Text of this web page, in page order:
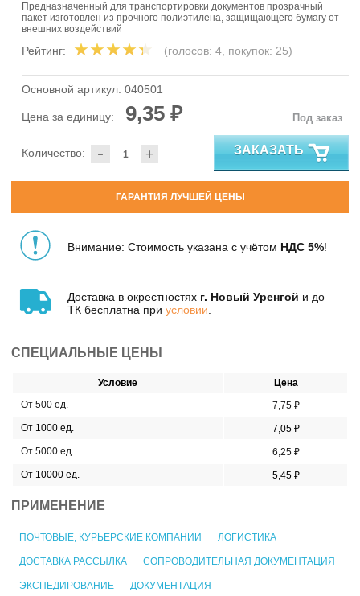
Предназначенный для транспортировки документов прозрачный
пакет изготовлен из прочного полиэтилена, защищающего бумагу от
внешних воздействий
Рейтинг: (голосов: 4, покупок: 25)
Основной артикул: 040501
Цена за единицу: 9,35 ₽
- +
Количество:
Под заказ
ЗАКАЗАТЬ
ГАРАНТИЯ ЛУЧШЕЙ ЦЕНЫ
Внимание: Стоимость указана с учётом НДС 5%!
Доставка в окрестностях г. Новый Уренгой и до
ТК бесплатна при условии
СПЕЦИАЛЬНЫЕ ЦЕНЫ
Условие
Цена
От 500 ед.
7,75 ₽
От 1000 ед.
7,05 ₽
От 5000 ед.
6,25 ₽
От 10000 ед.
5,45 ₽
ПРИМЕНЕНИЕ
ПОЧТОВЫЕ, КУРЬЕРСКИЕ КОМПАНИИ ЛОГИСТИКА
ДОСТАВКА РАССЫЛКА СОПРОВОДИТЕЛЬНАЯ ДОКУМЕНТАЦИЯ
ЭКСПЕДИРОВАНИЕ ДОКУМЕНТАЦИЯ